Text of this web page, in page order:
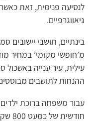
לנסיעה פנימית, זאת
גיאווגרפיים.
בינתיים, תושבי יישובים
עילית, עיר ענייה באשכול
ההנחות לתושבים
עבור משפחה ברוכת